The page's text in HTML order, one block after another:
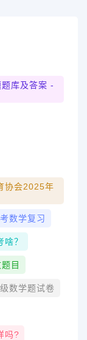
库及答案 -
协会2025年
数学复习
？
目
数学题试卷
吗?